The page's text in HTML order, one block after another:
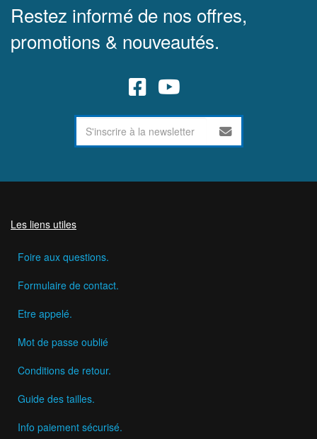
Restez informé de nos offres,
promotions & nouveautés.
Les liens utiles
Foire aux questions.
Formulaire de contact.
Etre appelé.
Mot de passe oublié
Conditions de retour.
Guide des tailles.
Info paiement sécurisé.